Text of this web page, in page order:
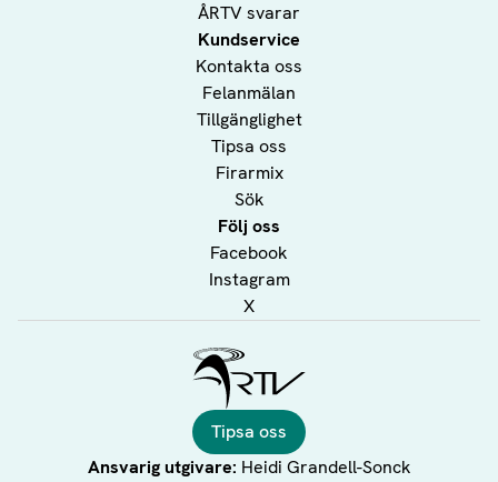
ÅRTV svarar
Kundservice
Kontakta oss
Felanmälan
Tillgänglighet
Tipsa oss
Firarmix
Sök
Följ oss
Facebook
Instagram
X
Tipsa oss
Ansvarig utgivare: Heidi Grandell-Sonck